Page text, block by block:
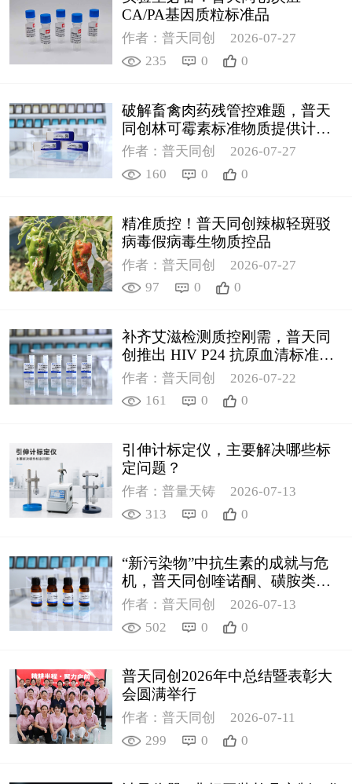
CA/PA基因质粒标准品
作者：普天同创
2026-07-27
235
0 0
破解畜禽肉药残管控难题，普天
同创林可霉素标准物质提供计量
支撑
作者：普天同创
2026-07-27
160
0 0
精准质控！普天同创辣椒轻斑驳
病毒假病毒生物质控品
作者：普天同创
2026-07-27
97
0 0
补齐艾滋检测质控刚需，普天同
创推出 HIV P24 抗原血清标准物
质
作者：普天同创
2026-07-22
161
0 0
引伸计标定仪，主要解决哪些标
定问题？
作者：普量天铸
2026-07-13
313
0 0
“新污染物”中抗生素的成就与危
机，普天同创喹诺酮、磺胺类质
控新品筑牢环境安全防线
作者：普天同创
2026-07-13
502
0 0
普天同创2026年中总结暨表彰大
会圆满举行
作者：普天同创
2026-07-11
299
0 0